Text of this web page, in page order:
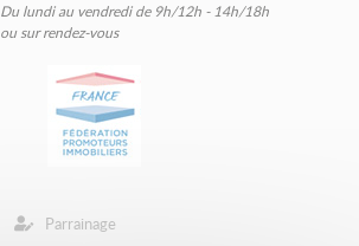
Du lundi au vendredi de 9h/12h - 14h/18h
ou sur rendez-vous
Parrainage